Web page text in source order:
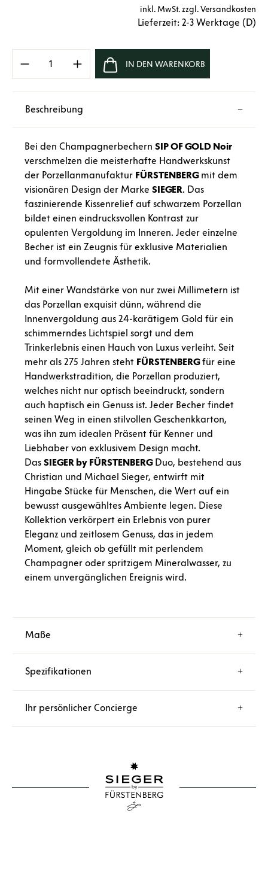
inkl. MwSt. zzgl. Versandkosten
Lieferzeit: 2-3 Werktage (D)
Produkt Anzahl: Gib den gewünschten
IN DEN WARENKORB
Beschreibung
Bei den Champagnerbechern SIP OF GOLD Noir
verschmelzen die meisterhafte Handwerkskunst
der Porzellanmanufaktur FÜRSTENBERGmit dem
visionären Design der Marke SIEGER. Das
faszinierende Kissenrelief auf schwarzem Porzellan
bildet einen eindrucksvollen Kontrast zur
opulenten Vergoldung im Inneren. Jeder einzelne
Becher ist ein Zeugnis für exklusive Materialien
und formvollendete Ästhetik.
Mit einer Wandstärke von nur zwei Millimetern ist
das Porzellan exquisit dünn, während die
Innenvergoldung aus 24-karätigem Gold für ein
schimmerndes Lichtspiel sorgt und dem
Trinkerlebnis einen Hauch von Luxus verleiht. Seit
mehr als 275 Jahren steht FÜRSTENBERGfür eine
Handwerkstradition, die Porzellan produziert,
welches nicht nur optisch beeindruckt, sondern
auch haptisch ein Genuss ist. Jeder Becher findet
seinen Weg in einen stilvollen Geschenkkarton,
was ihn zum idealen Präsent für Kenner und
Liebhaber von exklusivem Design macht.
Das SIEGER by FÜRSTENBERGDuo, bestehend aus
Christian und Michael Sieger, entwirft mit
Hingabe Stücke für Menschen, die Wert auf ein
bewusst ausgewähltes Ambiente legen. Diese
Kollektion verkörpert ein Erlebnis von purer
Eleganz und zeitlosem Genuss, das in jedem
Moment, gleich ob gefüllt mit perlendem
Champagner oder spritzigem Mineralwasser, zu
einem unvergänglichen Ereignis wird.
Maße
Spezifikationen
Ihr persönlicher Concierge